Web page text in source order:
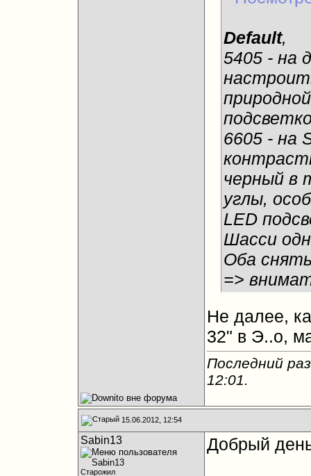
Default,
5405 - на
6605 - на
черный в
углы,
LED
Шасси
Оба
=>
Не далее,
32" в Э..о,
Последний
12:01.
15.06.2012, 12:54
Sabin13
Старожил
Добрый